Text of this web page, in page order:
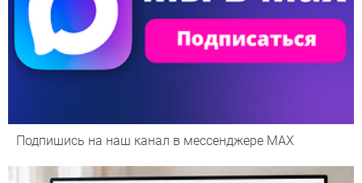
Подпишись на наш канал в мессенджере МАХ